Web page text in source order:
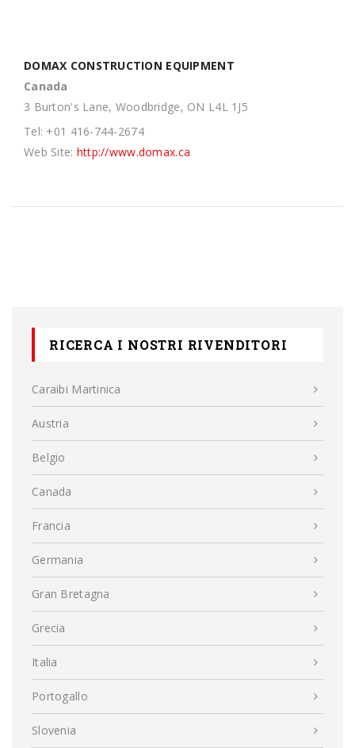
DOMAX CONSTRUCTION EQUIPMENT
Canada
3 Burton's Lane, Woodbridge, ON L4L 1J5
Tel: +01 416-744-2674
Web Site: http://www.domax.ca
RICERCA I NOSTRI RIVENDITORI
Caraibi Martinica
Austria
Belgio
Canada
Francia
Germania
Gran Bretagna
Grecia
Italia
Portogallo
Slovenia